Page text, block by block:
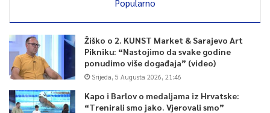
Popularno
Žiško o 2. KUNST Market & Sarajevo Art
Pikniku: “Nastojimo da svake godine
ponudimo više događaja” (video)
Srijeda, 5 Augusta 2026, 21:46
Kapo i Barlov o medaljama iz Hrvatske:
“Trenirali smo jako. Vjerovali smo”